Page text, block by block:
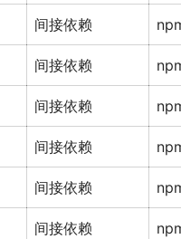
间接依赖
间接依赖
间接依赖
间接依赖
间接依赖
间接依赖